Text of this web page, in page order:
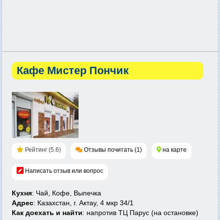
Кафе Мистер Пончик
Рейтинг (5.6) Отзывы почитать (1) на карте
Написать отзыв или вопрос
Кухня: Чай, Кофе, Выпечка
Адрес: Казахстан, г. Актау, 4 мкр 34/1
Как доехать и найти: напротив ТЦ Парус (на остановке)